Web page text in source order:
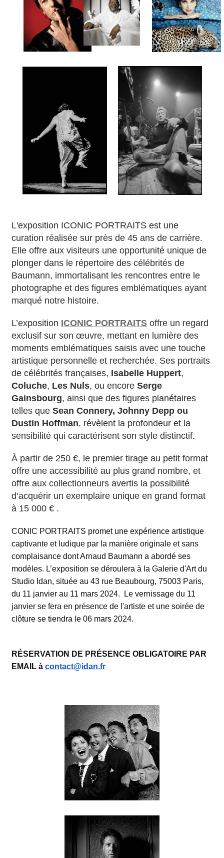
L'exposition ICONIC PORTRAITS est une
curation réalisée sur près de 45 ans de carrière.
Elle offre aux visiteurs une opportunité unique de
plonger dans le répertoire des célébrités de
Baumann, immortalisant les rencontres entre le
photographe et des figures emblématiques ayant
marqué notre histoire.
L’exposition ICONIC PORTRAITS offre un regard
exclusif sur son œuvre, mettant en lumière des
moments emblématiques saisis avec une touche
artistique personnelle et recherchée. Ses portraits
de célébrités françaises, Isabelle Huppert,
Coluche, Les Nuls, ou encoreSerge
Gainsbourg, ainsi que des figures planétaires
telles queSean Connery, Johnny Depp ou
Dustin Hoffman, révèlent la profondeur et la
sensibilité qui caractérisent son style distinctif.
À partir de 250 €, le premier tirage au petit format
offre une accessibilité au plus grand nombre, et
offre aux collectionneurs avertis la possibilité
d’acquérir un exemplaire unique en grand format
à 15 000 € .
CONIC PORTRAITS promet une expérience artistique
captivante et ludique par la manière originale et sans
complaisance dont Arnaud Baumann a abordé ses
modèles. L’exposition se déroulera à la Galerie d'Art du
Studio Idan, située au 43 rue Beaubourg, 75003 Paris,
du 11 janvier au 11 mars 2024. Le vernissage du 11
janvier se fera en présence de l'artiste et une soirée de
clôture se tiendra le 06 mars 2024.
RÉSERVATION DE PRÉSENCE OBLIGATOIRE PAR
EMAIL àcontact@idan.fr